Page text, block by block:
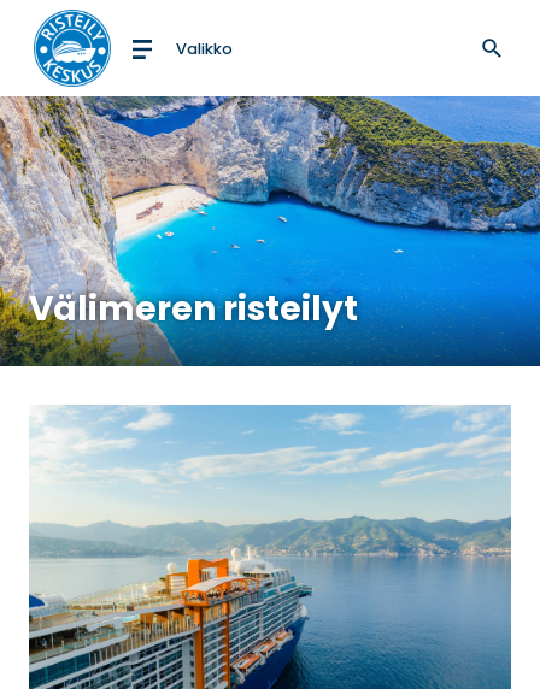
Etusivulle
Valikko
Välimeren risteilyt